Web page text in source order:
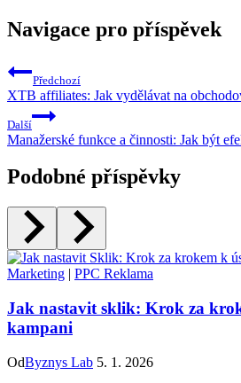
Navigace pro příspěvek
Předchozí
XTB affiliates: Jak vydělávat na
Další
Manažerské funkce a činnosti: Jak být
Podobné příspěvky
Marketing | PPC Reklama
Jak nastavit sklik: Krok za
kampani
OdByznys Lab 5. 1. 2026